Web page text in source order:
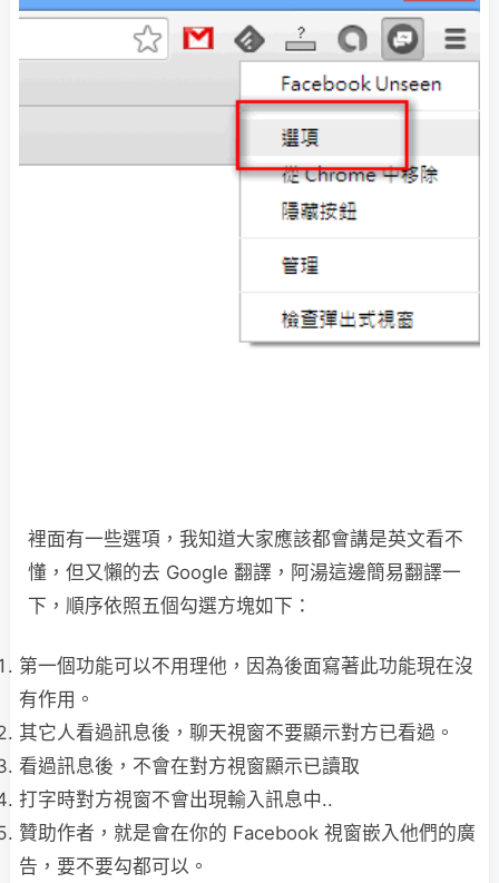
裡面有一些選項，我知道大家應該都會講是英文看不
懂，但又懶的去 Google 翻譯，阿湯這邊簡易翻譯一
下，順序依照五個勾選方塊如下：
第一個功能可以不用理他，因為後面寫著此功能現在沒
有作用。
其它人看過訊息後，聊天視窗不要顯示對方已看過。
看過訊息後，不會在對方視窗顯示已讀取
打字時對方視窗不會出現輸入訊息中..
贊助作者，就是會在你的 Facebook 視窗嵌入他們的廣
告，要不要勾都可以。